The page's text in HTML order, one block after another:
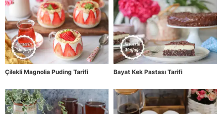
Çilekli Magnolia Puding Tarifi Bayat Kek Pastası Tarifi